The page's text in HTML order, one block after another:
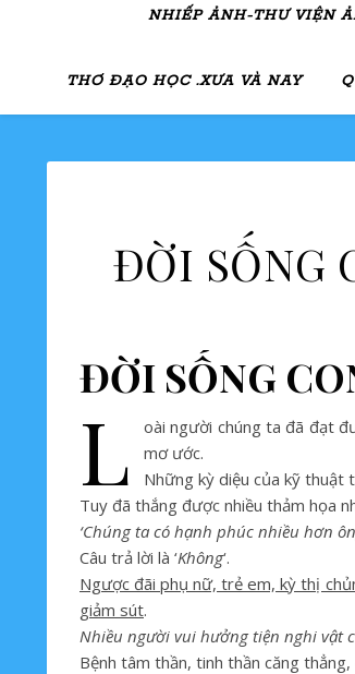
NHIẾP ẢNH-THƯ VIỆN
THƠ ĐẠO HỌC .XƯA VÀ NAY
ĐỜI SỐNG
ĐỜI SỐNG
L
oài người chúng ta đã đạt
mơ ước.
Những kỳ diệu của kỹ thuật
Tuy đã thắng được nhiều thảm họa
‘Chúng ta có hạnh phúc nhiều hơn
Câu trả lời là ‘Không‘.
Ngược đãi phụ nữ, trẻ em, kỳ thị
giảm sút.
Nhiều người vui hưởng tiện nghi vật
Bệnh tâm thần, tinh thần căng